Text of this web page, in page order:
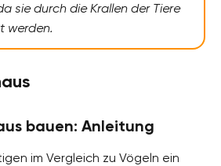
sie durch die Krallen der Tiere
werden.
bauen: Anleitung
im Vergleich zu Vögeln ein